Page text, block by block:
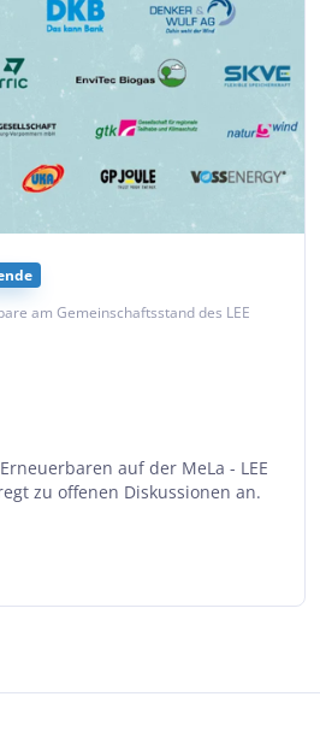
am Gemeinschaftsstand des LEE
auf der MeLa - LEE
zu offenen Diskussionen an.